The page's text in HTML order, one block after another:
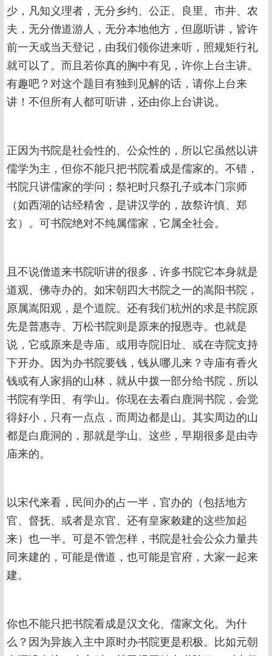
少，凡知义理者，无分乡约、公正、良里、市井、农
夫，无分僧道游人，无分本地他方，但愿听讲，皆许
前一天或当天登记，由我们领你进来听，照规矩行礼
就可以了。而且若你真的胸中有见，许你上台主讲。
有趣吧？对这个题目有独到见解的话，请你上台来
讲！不但所有人都可听讲，还由你上台讲说。
正因为书院是社会性的、公众性的，所以它虽然以讲
儒学为主，但你不能只把书院看成是儒家的。不错，
书院只讲儒家的学问；祭祀时只祭孔子或本门宗师
（如西湖的诂经精舍，是讲汉学的，故祭许慎、郑
玄）。可书院绝对不纯属儒家，它属全社会。
且不说僧道来书院听讲的很多，许多书院它本身就是
道观、佛寺办的。如宋朝四大书院之一的嵩阳书院，
原属嵩阳观，是个道院。还有我们杭州的求是书院原
先是普惠寺、万松书院则是原来的报恩寺。也就是
说，它或原来是寺庙、或用寺院旧址、或在寺院支持
下开办。因为办书院要钱，钱从哪儿来？寺庙有香火
钱或有人家捐的山林，就从中拨一部分给书院，所以
书院有学田、有学山。你现在去看白鹿洞书院，会觉
得好小，只有一点点，而周边都是山。其实周边的山
都是白鹿洞的，那就是学山。这些，早期很多是由寺
庙来的。
以宋代来看，民间办的占一半，官办的（包括地方
官、督抚、或者是京官、还有皇家敕建的这些加起
来）也一半。可是不管怎样，书院是社会公众力量共
同来建的，可能是僧道，也可能是官府，大家一起来
建。
你也不能只把书院看成是汉文化、儒家文化。为什
么？因为异族入主中原时办书院更是积极。比如元朝